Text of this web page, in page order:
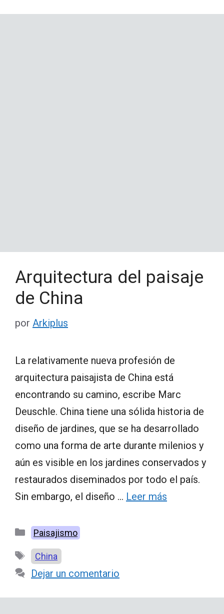
Arquitectura del paisaje
de China
por Arkiplus
La relativamente nueva profesión de
arquitectura paisajista de China está
encontrando su camino, escribe Marc
Deuschle. China tiene una sólida historia de
diseño de jardines, que se ha desarrollado
como una forma de arte durante milenios y
aún es visible en los jardines conservados y
restaurados diseminados por todo el país.
Sin embargo, el diseño … Leer más
Categorías
Paisajismo
Etiquetas
China
Dejar un comentario